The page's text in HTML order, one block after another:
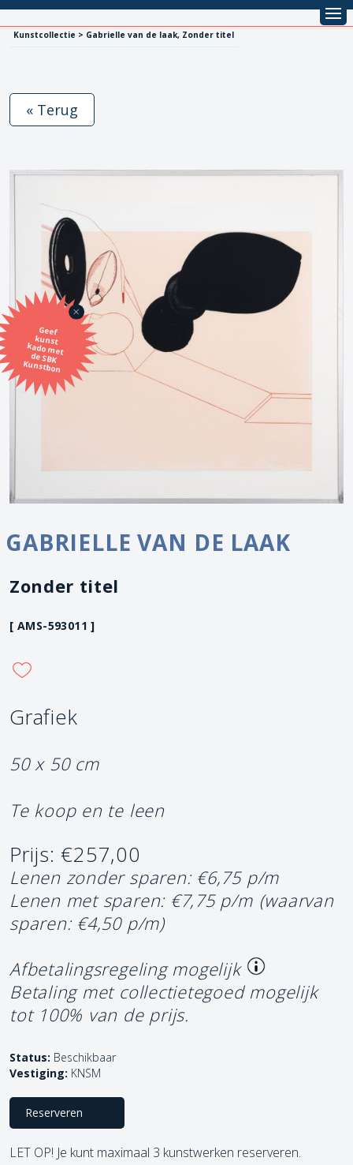
Kunstcollectie > Gabrielle van de laak, Zonder titel
Geef
kunst
kado met
de SBK
Kunstbon
« Terug
GABRIELLE VAN DE LAAK
Zonder titel
[ AMS-593011 ]
Grafiek
50 x 50 cm
Te koop en te leen
Prijs: €257,00
Lenen zonder sparen: €6,75 p/m
Lenen met sparen: €7,75 p/m (waarvan
sparen: €4,50 p/m)
Afbetalingsregeling mogelijk
Betaling met collectietegoed mogelijk
tot 100% van de prijs.
Status: Beschikbaar
Vestiging: KNSM
Reserveren
LET OP! Je kunt maximaal 3 kunstwerken reserveren.